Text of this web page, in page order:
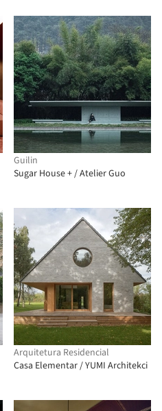
Guilin
Sugar House + / Atelier Guo
Arquitetura Residencial
Casa Elementar / YUMI Architekci